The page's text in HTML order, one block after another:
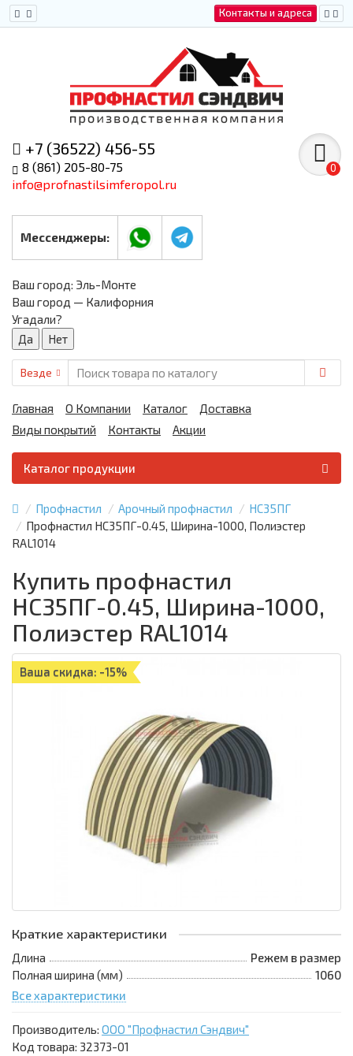
Контакты и адреса
+7 (36522) 456-55
8 (861) 205-80-75
info@profnastilsimferopol.ru
Мессенджеры:
0
Ваш город: Эль-Монте
Ваш город — Калифорния
Угадали?
Везде
Главная О Компании Каталог
Доставка
Виды покрытий
Контакты Акции
Каталог продукции
Профнастил Арочный профнастил
НС35ПГ
Профнастил НС35ПГ-0.45, Ширина-1000, Полиэстер
RAL1014
Купить профнастил
НС35ПГ-0.45, Ширина-1000,
Полиэстер RAL1014
Ваша скидка: -15%
Краткие характеристики
Длина
Режем в размер
Полная ширина (мм)
1060
Все характеристики
Производитель: ООО "Профнастил Сэндвич"
Код товара: 32373-01